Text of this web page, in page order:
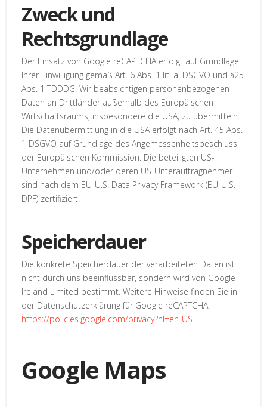
Zweck und
Rechtsgrundlage
Der Einsatz von Google reCAPTCHA erfolgt auf Grundlage
Ihrer Einwilligung gemäß Art. 6 Abs. 1 lit. a. DSGVO und §25
Abs. 1 TDDDG. Wir beabsichtigen personenbezogenen
Daten an Drittländer außerhalb des Europäischen
Wirtschaftsraums, insbesondere die USA, zu übermitteln.
Die Datenübermittlung in die USA erfolgt nach Art. 45 Abs.
1 DSGVO auf Grundlage des Angemessenheitsbeschluss
der Europäischen Kommission. Die beteiligten US-
Unternehmen und/oder deren US-Unterauftragnehmer
sind nach dem EU-U.S. Data Privacy Framework (EU-U.S.
DPF) zertifiziert.
Speicherdauer
Die konkrete Speicherdauer der verarbeiteten Daten ist
nicht durch uns beeinflussbar, sondern wird von Google
Ireland Limited bestimmt. Weitere Hinweise finden Sie in
der Datenschutzerklärung für Google reCAPTCHA:
https://policies.google.com/privacy?hl=en-US.
Google Maps